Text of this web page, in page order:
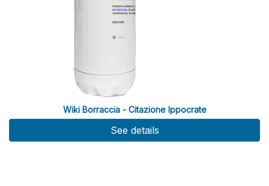
Wiki Borraccia - Citazione Ippocrate
See details